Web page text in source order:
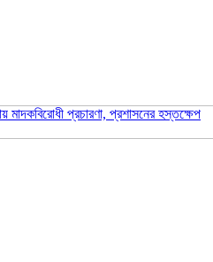
মাদকবিরোধী প্রচারণা, প্রশাসনের হস্তক্ষেপ